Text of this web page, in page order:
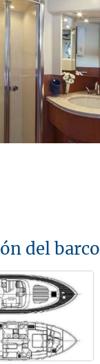
del barco